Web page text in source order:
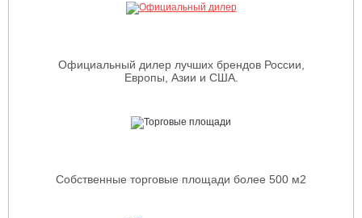
Официальный дилер лучших брендов России,
Европы, Азии и США.
Собственные торговые площади более 500 м2